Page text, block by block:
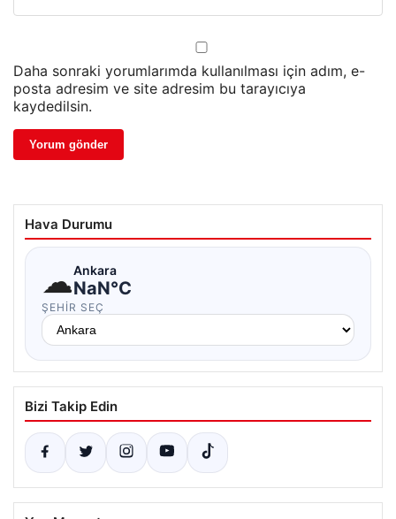
Daha sonraki yorumlarımda kullanılması için adım, e-
posta adresim ve site adresim bu tarayıcıya
kaydedilsin.
Hava Durumu
☁Ankara
NaN°C
ŞEHIR SEÇ
Bizi Takip Edin